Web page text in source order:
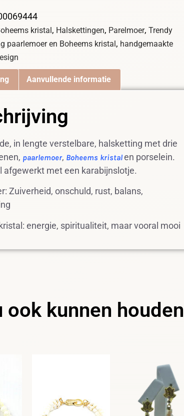
kristal , Halskettingen, Parelmoer, Trendy
paarlemoer en Boheems kristal , handgemaakte
Aanvullende informatie
in lengte verstelbare, halsketting met drie
paarlemoer, Boheems kristalen porselein.
afgewerkt met een karabijnslotje.
Zuiverheid, onschuld, rust, balans,
energie, spiritualiteit, maar vooral mooi
ook kunnen houden